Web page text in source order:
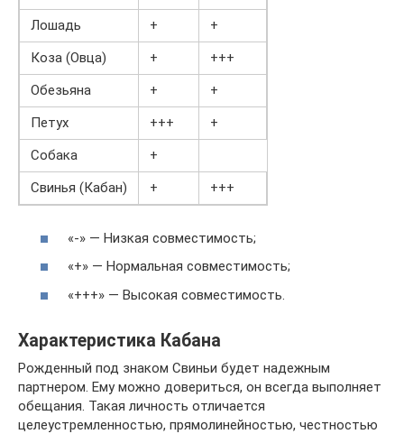
Лошадь
+
+
Коза (Овца)
+
+++
Обезьяна
+
+
Петух
+++
+
Собака
+
Свинья (Кабан)
+ +++
«-» — Низкая совместимость;
«+» — Нормальная совместимость;
«+++» — Высокая совместимость.
Характеристика Кабана
Рожденный под знаком Свиньи будет надежным
партнером. Ему можно довериться, он всегда выполняет
обещания. Такая личность отличается
целеустремленностью, прямолинейностью, честностью